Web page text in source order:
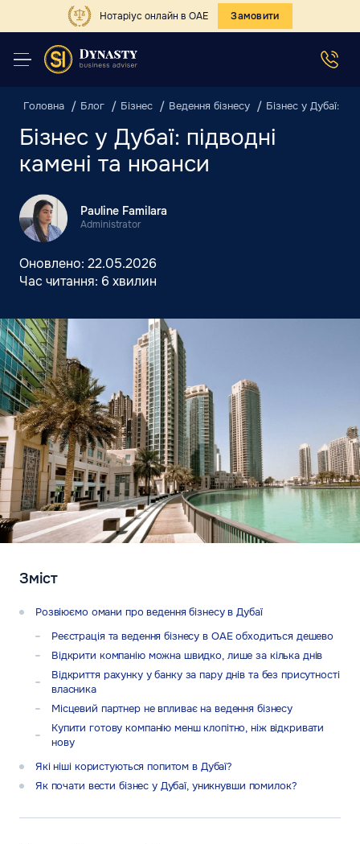
Нотаріус онлайн в ОАЕ Замовити
Головна Блог Бізнес Ведення бізнесу Бізнес у Дубаї:
Бізнес у Дубаї: підводні
камені та нюанси
Pauline Familara
Administrator
Оновлено: 22.05.2026
Час читання: 6 хвилин
Зміст
Розвіюємо омани про ведення бізнесу в Дубаї
Реєстрація та ведення бізнесу в ОАЕ обходиться дешево
Відкрити компанію можна швидко, лише за кілька днів
Відкриття рахунку у банку за пару днів та без присутності
власника
Місцевий партнер не впливає на ведення бізнесу
Купити готову компанію менш клопітно, ніж відкривати
нову
Які ніші користуються попитом в Дубаї?
Як почати вести бізнес у Дубаї, уникнувши помилок?